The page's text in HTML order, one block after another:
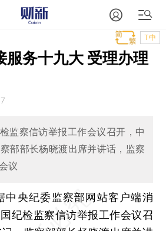
T中
服务十九大 受理办理
监察信访举报工作会议召开，中
部部长杨晓渡出席并讲话，监察
议
中央纪委监察部网站客户端消
纪检监察信访举报工作会议召